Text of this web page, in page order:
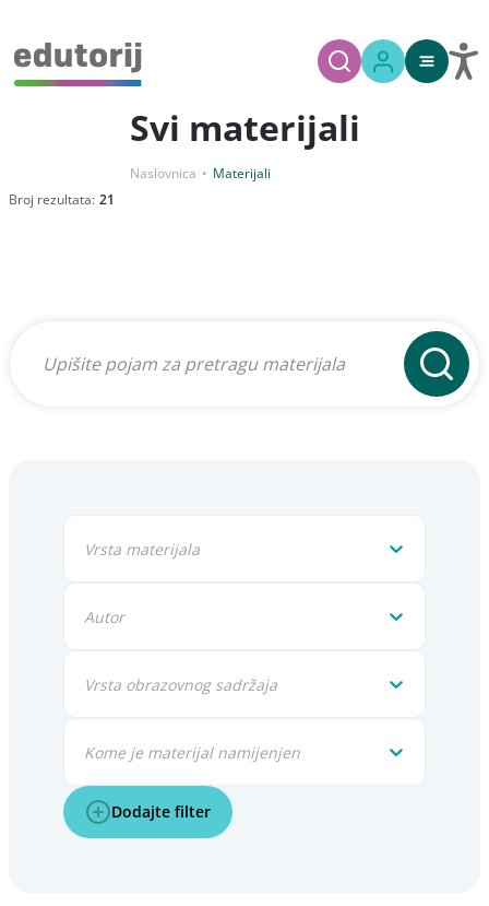
Svi materijali
Naslovnica
Materijali
Broj rezultata: 21
Vrsta materijala
Autor
Vrsta obrazovnog sadržaja
Kome je materijal namijenjen
Dodajte filter